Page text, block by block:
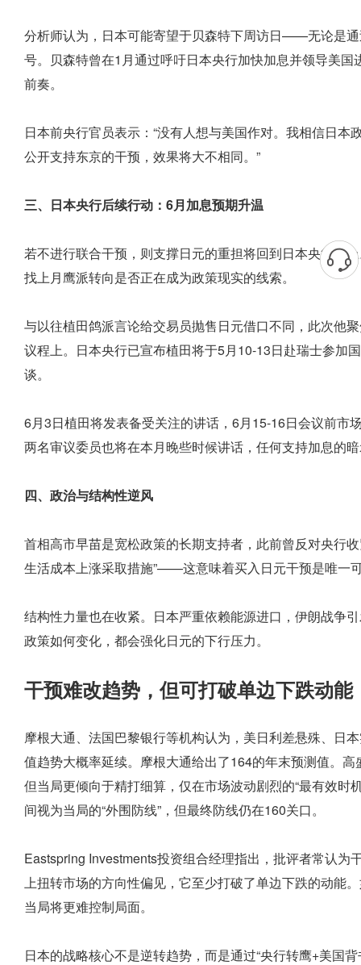
分析师认为，日本可能寄望于贝森特下周访日——无论是
号。贝森特曾在1月通过呼吁日本央行加快加息并领导美
前奏。
日本前央行官员表示：“没有人想与美国作对。我相信日
公开支持东京的干预，效果将大不相同。”
三、日本央行后续行动：6月加息预期升温
若不进行联合干预，则支撑日元的重担将回到日本央行肩
找上月鹰派转向是否正在成为政策现实的线索。
与以往植田鸽派言论给交易员抛售日元借口不同，此次他
议程上。日本央行已宣布植田将于5月10-13日赴瑞士参加
谈。
6月3日植田将发表备受关注的讲话，6月15-16日会议前市
两名审议委员也将在本月晚些时候讲话，任何支持加息的
四、政治与结构性逆风
首相高市早苗是宽松政策的长期支持者，此前曾反对央行
生活成本上涨采取措施”——这意味着买入日元干预是唯一
结构性力量也在收紧。日本严重依赖能源进口，伊朗战争
政策如何变化，都会强化日元的下行压力。
干预难改趋势，但可打破单边下跌动能
摩根大通、法国巴黎银行等机构认为，美日利差悬殊、日
值趋势大概率延续。摩根大通给出了164的年末预测值。
但当局更倾向于精打细算，仅在市场波动剧烈的“最有效
间视为当局的“外围防线”，但最终防线仍在160关口。
Eastspring Investments投资组合经理指出，批评者常认
上扭转市场的方向性偏见，它至少打破了单边下跌的动能
当局将更难控制局面。
日本的战略核心不是逆转趋势，而是通过“央行转鹰+美国